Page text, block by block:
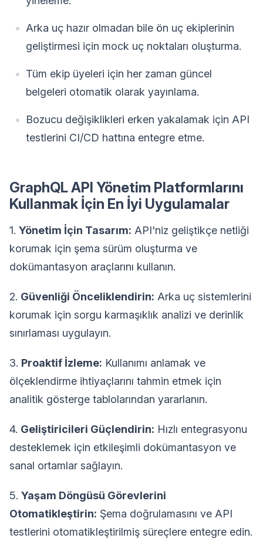
Arka uç hazır olmadan bile ön uç ekiplerinin
geliştirmesi için mock uç noktaları oluşturma.
Tüm ekip üyeleri için her zaman güncel
belgeleri otomatik olarak yayınlama.
Bozucu değişiklikleri erken yakalamak için API
testlerini CI/CD hattına entegre etme.
GraphQL API Yönetim Platformlarını
Kullanmak İçin En İyi Uygulamalar
1. Yönetim İçin Tasarım: API'niz geliştikçe netliği
korumak için şema sürüm oluşturma ve
dokümantasyon araçlarını kullanın.
2. Güvenliği Önceliklendirin: Arka uç sistemlerini
korumak için sorgu karmaşıklık analizi ve derinlik
sınırlaması uygulayın.
3. Proaktif İzleme: Kullanımı anlamak ve
ölçeklendirme ihtiyaçlarını tahmin etmek için
analitik gösterge tablolarından yararlanın.
4. Geliştiricileri Güçlendirin: Hızlı entegrasyonu
desteklemek için etkileşimli dokümantasyon ve
sanal ortamlar sağlayın.
5. Yaşam Döngüsü Görevlerini
Otomatikleştirin: Şema doğrulamasını ve API
testlerini otomatikleştirilmiş süreçlere entegre edin.